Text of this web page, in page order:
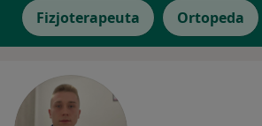
Fizjoterapeuta Ortopeda